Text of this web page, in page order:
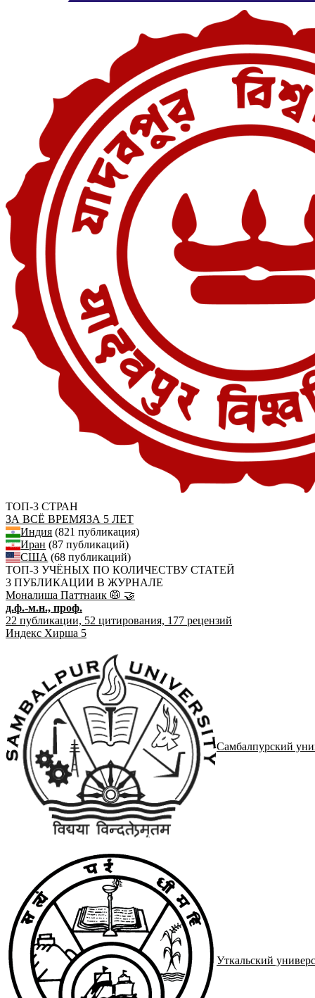
ТОП-3 СТРАН
ЗА ВСЁ ВРЕМЯЗА 5 ЛЕТ
Индия (821 публикация)
Иран (87 публикаций)
США (68 публикаций)
ТОП-3 УЧЁНЫХ ПО КОЛИЧЕСТВУ СТАТЕЙ
3 ПУБЛИКАЦИИ В ЖУРНАЛЕ
Моналиша Паттнаик 🥼 🤝
д.ф.-м.н., проф.
22 публикации, 52 цитирования, 177 рецензий
Индекс Хирша 5
Самбалпурский
Уткальский